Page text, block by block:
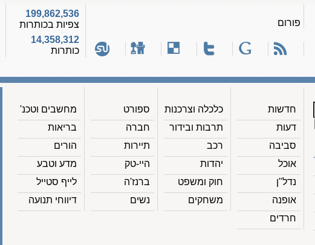
פורום
199,862,536
צפיות בכותרות
14,358,312
כותרות
חדשות
דעות
סביבה
אוכל
נדל"ן
אופנה
חרדים
כלכלה וצרכנות
תרבות ובידור
רכב
יהדות
חוק ומשפט
משחקים
ספורט
חברה
תיירות
היי-טק
ברנז'ה
נשים
מחשבים וטכנ'
בריאות
הורים
מדע וטבע
לייף סטייל
דיווחי תנועה